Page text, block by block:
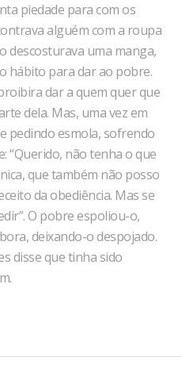
piedade para com os
alguém com a roupa
descosturava uma manga,
hábito para dar ao pobre.
dar a quem quer que
dela. Mas, uma vez em
pedindo esmola, sofrendo
“Querido, não tenha o que
que também não posso
da obediência. Mas se
O pobre espoliou-o,
deixando-o despojado.
disse que tinha sido